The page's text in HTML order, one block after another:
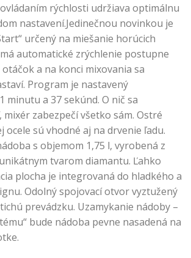
rýchlosti udržiava optimálnu
nastavení.Jedinečnou novinkou je
určený na miešanie horúcich
automatické zrýchlenie postupne
a na konci mixovania sa
Program je nastavený
minutu a 37 sekúnd. O nič sa
zabezpečí všetko sám. Ostré
ocele sú vhodné aj na drvenie ľadu.
s objemom 1,75 l, vyrobená z
tvarom diamantu. Ľahko
plocha je integrovaná do hladkého a
Odolný spojovací otvor vyztužený
prevádzku. Uzamykanie nádoby –
bude nádoba pevne nasadená na